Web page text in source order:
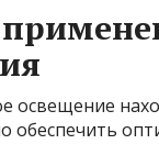
освещение
обеспечить